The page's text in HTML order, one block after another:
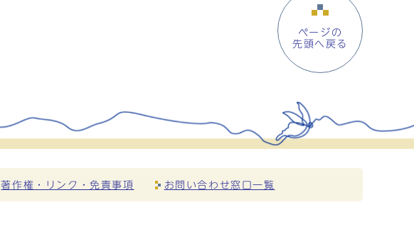
ページの
先頭へ戻る
著作権・リンク・免責事項 お問い合わせ窓口一覧